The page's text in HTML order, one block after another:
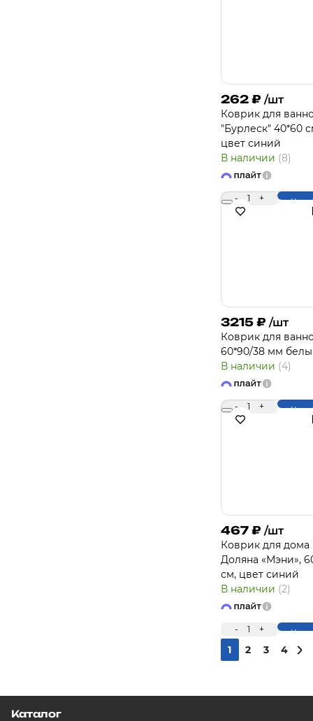
262 ₽ /шт
Коврик для
"Бурлеск" 40*60
цвет синий
В наличии (8)
- 1 +
3215 ₽ /шт
Коврик для
60*90/38 мм
В наличии (4)
- 1 +
467 ₽ /шт
Коврик для дома
Доляна «Мэни»,
см, цвет синий
В наличии (2)
- 1 +
1 2 3 4
Каталог